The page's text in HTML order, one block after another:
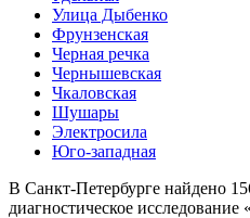
Улица Дыбенко
Фрунзенская
Черная речка
Чернышевская
Чкаловская
Шушары
Электросила
Юго-западная
В Санкт-Петербурге найдено
диагностическое исследование